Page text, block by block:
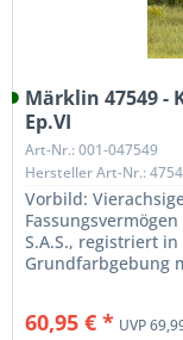
Märklin 47549 -
Ep.VI
Art-Nr.: 001-047549
Hersteller Art-Nr.:
Vorbild:
S.A.S., registriert
Grundfarbgebung
60,95 € * UVP